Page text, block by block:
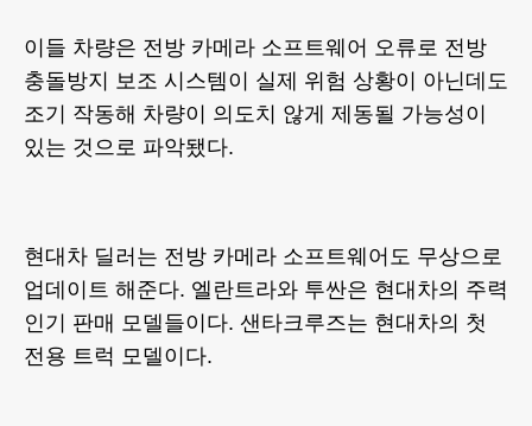
이들 차량은 전방 카메라 소프트웨어 오류로 전방
충돌방지 보조 시스템이 실제 위험 상황이 아닌데도
조기 작동해 차량이 의도치 않게 제동될 가능성이
있는 것으로 파악됐다.
현대차 딜러는 전방 카메라 소프트웨어도 무상으로
업데이트 해준다. 엘란트라와 투싼은 현대차의 주력
인기 판매 모델들이다. 샌타크루즈는 현대차의 첫
전용 트럭 모델이다.